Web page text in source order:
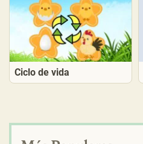
Ciclo de vida